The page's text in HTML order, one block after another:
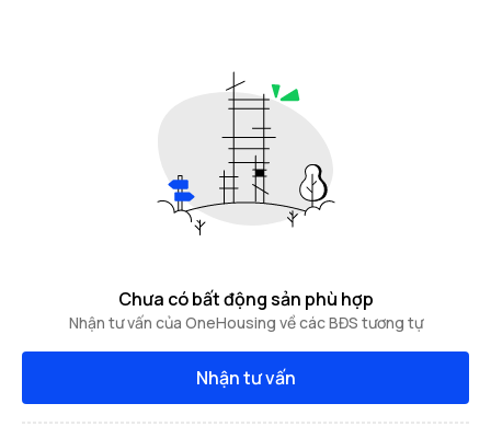
Chưa có bất động sản phù hợp
Nhận tư vấn của OneHousing về các BĐS tương tự
Nhận tư vấn